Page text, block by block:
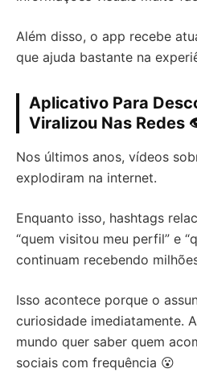
Além disso, o app recebe
que ajuda bastante na
Aplicativo Para
Viralizou Nas Redes
Nos últimos anos, vídeos
explodiram na internet.
Enquanto isso, hashtags
“quem visitou meu perfil” e
continuam recebendo
Isso acontece porque o
curiosidade imediatamente.
mundo quer saber quem
sociais com frequência 😮